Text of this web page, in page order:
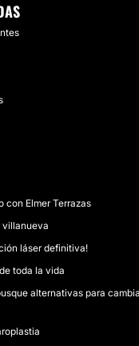
con Elmer Terrazas
villanueva
láser definitiva!
toda la vida
alternativas para